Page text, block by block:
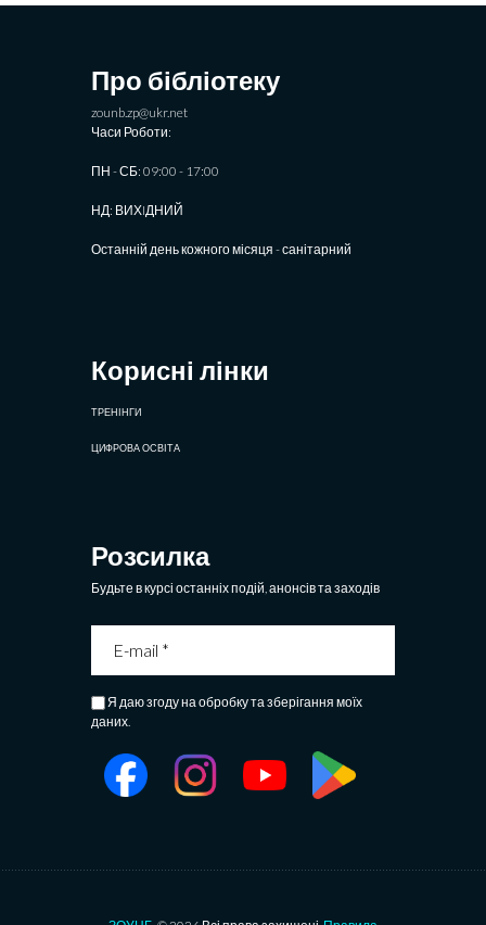
Про бібліотеку
zounb.zp@ukr.net
Часи Роботи:
ПН - СБ: 09:00 - 17:00
НД: ВИХIДНИЙ
Останній день кожного місяця - санітарний
Корисні лінки
ТРЕНІНГИ
ЦИФРОВА ОСВІТА
Розсилка
Будьте в курсі останніх подій, анонсів та заходів
Я даю згоду на обробку та зберігання моїх
даних.